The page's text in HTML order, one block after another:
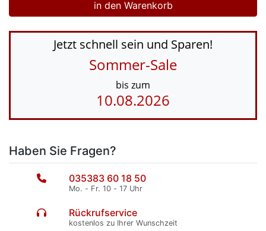
Jetzt schnell sein und Sparen!
Sommer-Sale
bis zum
10.08.2026
Haben Sie Fragen?
035383 60 18 50
Mo. - Fr. 10 - 17 Uhr
Rückrufservice
kostenlos zu Ihrer Wunschzeit